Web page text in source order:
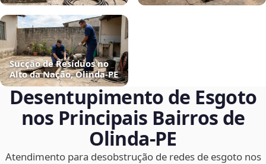
Sucção de Resíduos no
Alto da Nação, Olinda‑PE
Desentupimento de Esgoto
nos Principais Bairros de
Olinda‑PE
Atendimento para desobstrução de redes de esgoto nos